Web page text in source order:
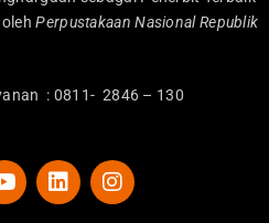
olehPerpustakaan Nasional Republik
: 0811- 2846 – 130
Y
o
L
i
I
n